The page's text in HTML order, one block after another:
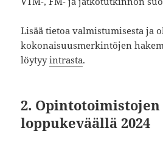
Lisää tietoa valmistumisesta ja
kokonaisuusmerkintöjen
löytyyintrasta.
2.
loppukeväällä 2024